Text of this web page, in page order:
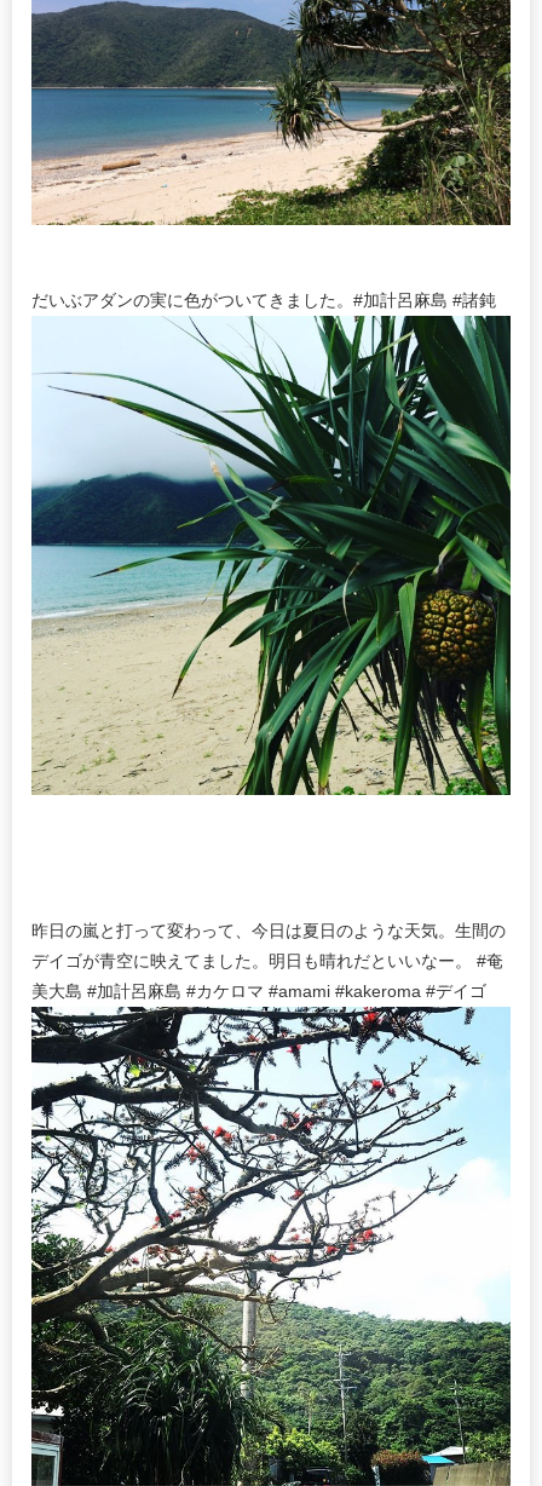
だいぶアダンの実に色がついてきました。#加計呂麻島 #諸鈍
昨日の嵐と打って変わって、今日は夏日のような天気。生間の
デイゴが青空に映えてました。明日も晴れだといいなー。 #奄
美大島 #加計呂麻島 #カケロマ #amami #kakeroma #デイゴ